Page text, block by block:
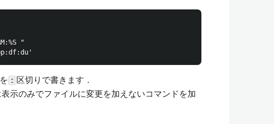
"
: 区切りで書きます．
示のみでファイルに変更を加えないコマンドを加